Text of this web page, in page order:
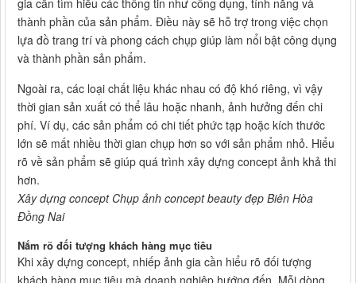
thành phần của sản phẩm. Điều này sẽ hỗ trợ trong việc chọn
lựa đồ trang trí và phong cách chụp giúp làm nổi bật công dụng
và thành phần sản phẩm.
Ngoài ra, các loại chất liệu khác nhau có độ khó riêng, vì vậy
thời gian sản xuất có thể lâu hoặc nhanh, ảnh hưởng đến chi
phí. Ví dụ, các sản phẩm có chi tiết phức tạp hoặc kích thước
lớn sẽ mất nhiều thời gian chụp hơn so với sản phẩm nhỏ. Hiểu
rõ về sản phẩm sẽ giúp quá trình xây dựng concept ảnh khả thi
hơn.
Xây dựng concept Chụp ảnh concept beauty đẹp Biên Hòa
Đồng Nai
Nắm rõ đối tượng khách hàng mục tiêu
Khi xây dựng concept, nhiếp ảnh gia cần hiểu rõ đối tượng
khách hàng mục tiêu mà doanh nghiệp hướng đến. Mỗi dòng